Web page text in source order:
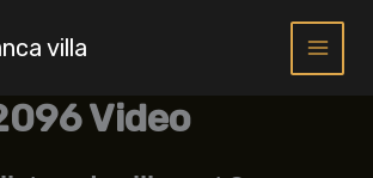
villa
Video